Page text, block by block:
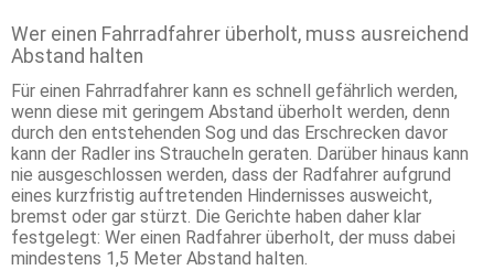
Wer einen Fahrradfahrer überholt, muss ausreichend
Abstand halten
Für einen Fahrradfahrer kann es schnell gefährlich werden,
wenn diese mit geringem Abstand überholt werden, denn
durch den entstehenden Sog und das Erschrecken davor
kann der Radler ins Straucheln geraten. Darüber hinaus kann
nie ausgeschlossen werden, dass der Radfahrer aufgrund
eines kurzfristig auftretenden Hindernisses ausweicht,
bremst oder gar stürzt. Die Gerichte haben daher klar
festgelegt: Wer einen Radfahrer überholt, der muss dabei
mindestens 1,5 Meter Abstand halten.